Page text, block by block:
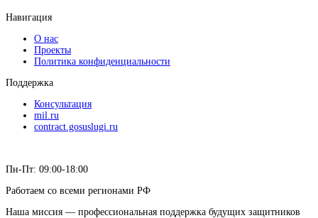
Навигация
О нас
Проекты
Политика конфиденциальности
Поддержка
Консультация
mil.ru
contract.gosuslugi.ru
Пн-Пт: 09:00-18:00
Работаем со всеми регионами РФ
Наша миссия — профессиональная поддержка будущих защитников